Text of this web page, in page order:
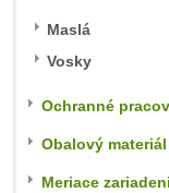
Maslá
Vosky
Ochranné
Obalový
Meriace